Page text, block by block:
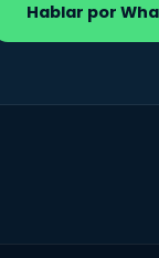
Hablar por